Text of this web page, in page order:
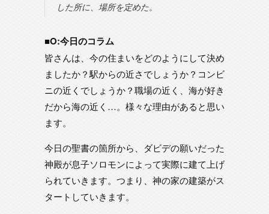
した所に、場所を定めた。
■O:今日のコラム
皆さんは、今の住まいをどのようにして決め
ましたか？駅からの近さでしょうか？コンビ
ニの近くでしょうか？職場の近く、海が好き
だから海の近く…。様々な理由があると思い
ます。
今日の聖書の箇所から、ダビデの願いだった
神殿が息子ソロモンによって実際に建て上げ
られていきます。つまり、神の家の建築がス
タートしていきます。